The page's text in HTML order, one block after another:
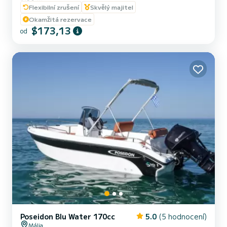
užijte si! Proč vybrat nás? 1. S ZÁKLADNÍM NAVIGAČNÍM
LICENCEM. Poskytujeme vám krátký trénink před (Konkurent
méně dobrý než SamBoat), abyste mohli s jistotou ovládat loď. 2.
Perfektní Poloha: Nacházíme se v San Antoniu de Portmany, kousek
Flexibilní zrušení
Skvělý majitel
Okamžitá rezervace
od $173,13
Poseidon Blu Water 170cc 5.0 (5 hodnocení)
Mália